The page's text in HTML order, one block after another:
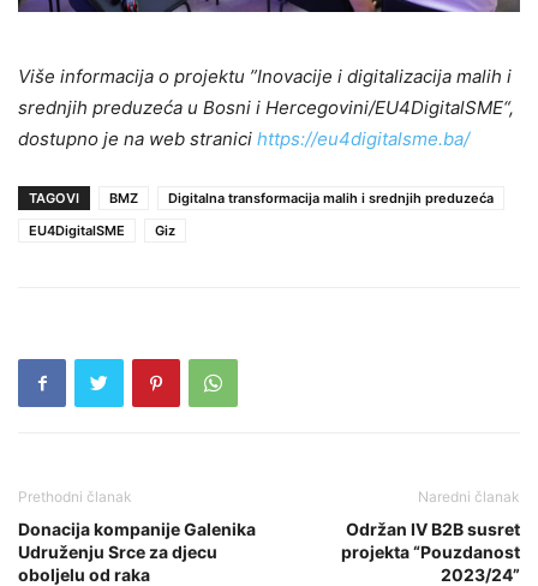
Više informacija o projektu ”Inovacije i digitalizacija malih i
srednjih preduzeća u Bosni i Hercegovini/EU4DigitalSME“,
dostupno je na web stranici https://eu4digitalsme.ba/
TAGOVI BMZ
Digitalna transformacija malih i srednjih preduzeća
EU4DigitalSME
Giz
Prethodni članak
Donacija kompanije Galenika
Udruženju Srce za djecu
oboljelu od raka
Naredni članak
Održan IV B2B susret
projekta “Pouzdanost
2023/24”